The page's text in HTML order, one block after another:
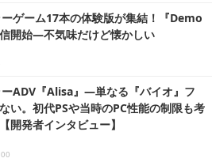
ゲーム17本の体験版が集結！『Demo
開始―不気味だけど懐かしい
ーADV『Alisa』―単なる『バイオ』フ
い。初代PSや当時のPC性能の制限も考
開発者インタビュー】